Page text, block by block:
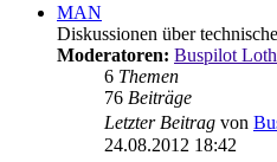
MAN
Diskussionen über
Moderatoren: Buspilot
6 Themen
76 Beiträge
Letzter Beitrag von
24.08.2012 18:42